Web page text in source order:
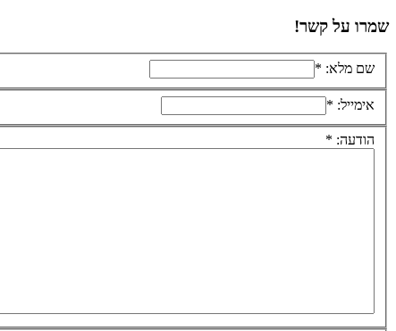
שמרו על קשר!
שם מלא: *
אימייל: *
הודעה: *